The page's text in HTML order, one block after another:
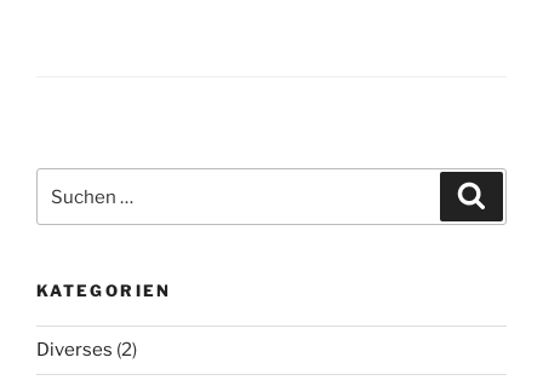
nach:
KATEGORIEN
Diverses (2)